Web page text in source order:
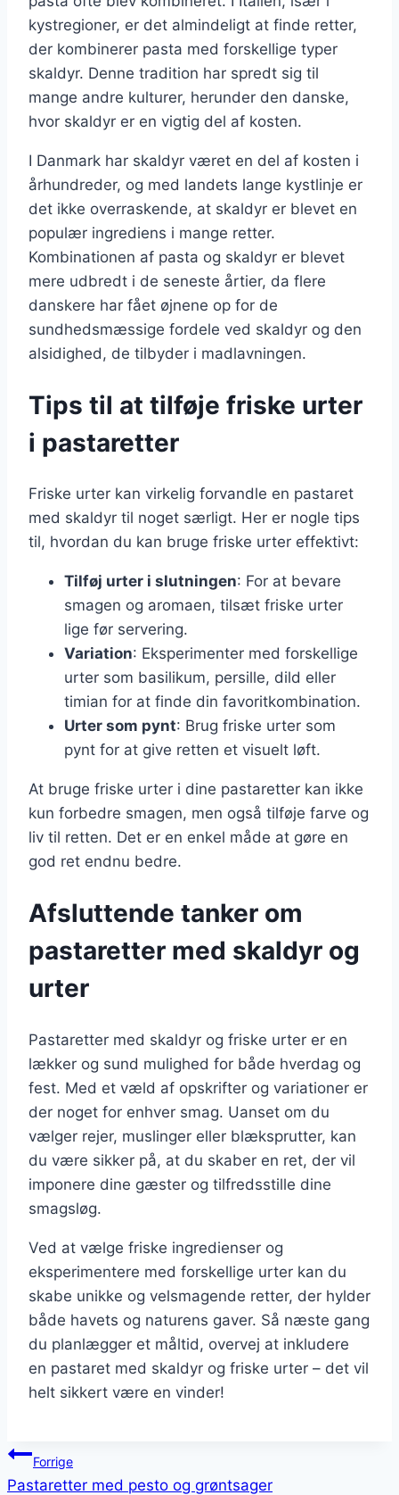
kystregioner, er det almindeligt at finde retter,
der kombinerer pasta med forskellige typer
skaldyr. Denne tradition har spredt sig til
mange andre kulturer, herunder den danske,
hvor skaldyr er en vigtig del af kosten.
I Danmark har skaldyr været en del af kosten i
århundreder, og med landets lange kystlinje er
det ikke overraskende, at skaldyr er blevet en
populær ingrediens i mange retter.
Kombinationen af pasta og skaldyr er blevet
mere udbredt i de seneste årtier, da flere
danskere har fået øjnene op for de
sundhedsmæssige fordele ved skaldyr og den
alsidighed, de tilbyder i madlavningen.
Tips til at tilføje friske urter
i pastaretter
Friske urter kan virkelig forvandle en pastaret
med skaldyr til noget særligt. Her er nogle tips
til, hvordan du kan bruge friske urter effektivt:
Tilføj urter i slutningen: For at bevare
smagen og aromaen, tilsæt friske urter
lige før servering.
Variation: Eksperimenter med forskellige
urter som basilikum, persille, dild eller
timian for at finde din favoritkombination.
Urter som pynt: Brug friske urter som
pynt for at give retten et visuelt løft.
At bruge friske urter i dine pastaretter kan ikke
kun forbedre smagen, men også tilføje farve og
liv til retten. Det er en enkel måde at gøre en
god ret endnu bedre.
Afsluttende tanker om
pastaretter med skaldyr og
urter
Pastaretter med skaldyr og friske urter er en
lækker og sund mulighed for både hverdag og
fest. Med et væld af opskrifter og variationer er
der noget for enhver smag. Uanset om du
vælger rejer, muslinger eller blæksprutter, kan
du være sikker på, at du skaber en ret, der vil
imponere dine gæster og tilfredsstille dine
smagsløg.
Ved at vælge friske ingredienser og
eksperimentere med forskellige urter kan du
skabe unikke og velsmagende retter, der hylder
både havets og naturens gaver. Så næste gang
du planlægger et måltid, overvej at inkludere
en pastaret med skaldyr og friske urter – det vil
helt sikkert være en vinder!
Indlægsnavigation
Forrige
Pastaretter med pesto og grøntsager